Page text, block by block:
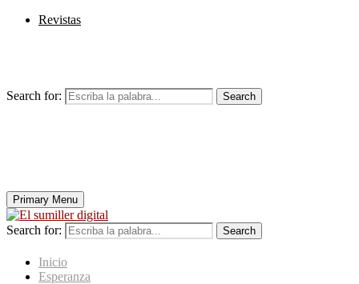
Revistas
Search for: Search
Primary Menu
Search for: Search
Inicio
Esperanza